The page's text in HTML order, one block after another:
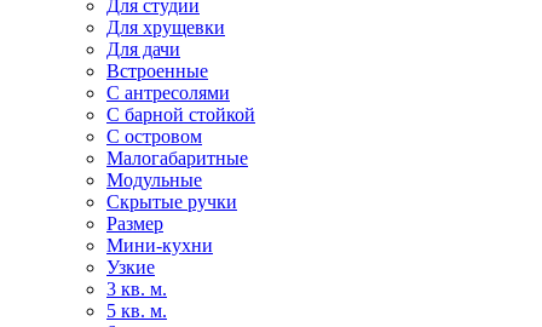
Для студии
Для хрущевки
Для дачи
Встроенные
С антресолями
С барной стойкой
С островом
Малогабаритные
Модульные
Скрытые ручки
Размер
Мини-кухни
Узкие
3 кв. м.
5 кв. м.